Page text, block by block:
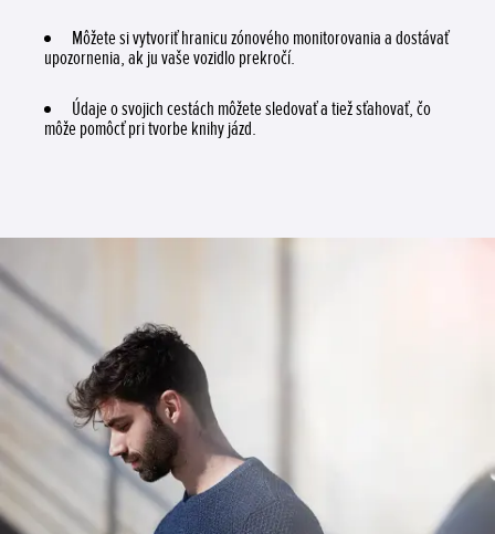
Môžete si vytvoriť hranicu zónového monitorovania a dostávať
upozornenia, ak ju vaše vozidlo prekročí.
Údaje o svojich cestách môžete sledovať a tiež sťahovať, čo
môže pomôcť pri tvorbe knihy jázd.